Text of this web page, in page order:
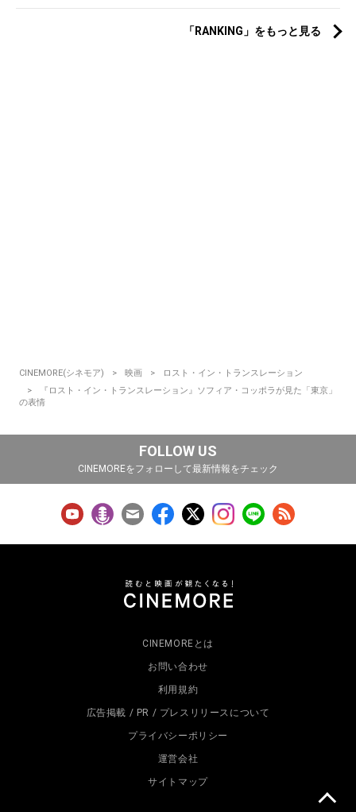
「RANKING」をもっと見る
CINEMORE(シネモア) 映画
ロスト・イン・トランスレーション
『ロスト・イン・トランスレーション』ソフィア・コッポラが見た「東京」
の表情
FOLLOW US
CINEMOREをフォローして最新情報をチェック
CINEMOREとは
お問い合わせ
利用規約
広告掲載 / PR / プレスリリースについて
プライバシーポリシー
運営会社
サイトマップ